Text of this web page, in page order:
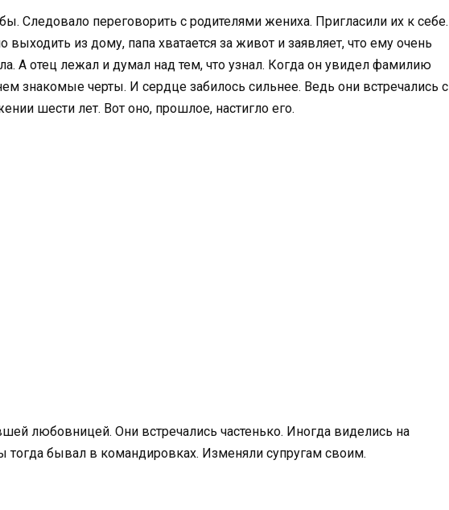
Следовало переговорить с родителями жениха. Пригласили их к себе.
выходить из дому, папа хватается за живот и заявляет, что ему очень
А отец лежал и думал над тем, что узнал. Когда он увидел фамилию
знакомые черты. И сердце забилось сильнее. Ведь они встречались с
шести лет. Вот оно, прошлое, настигло его.
любовницей. Они встречались частенько. Иногда виделись на
бывал в командировках. Изменяли супругам своим.